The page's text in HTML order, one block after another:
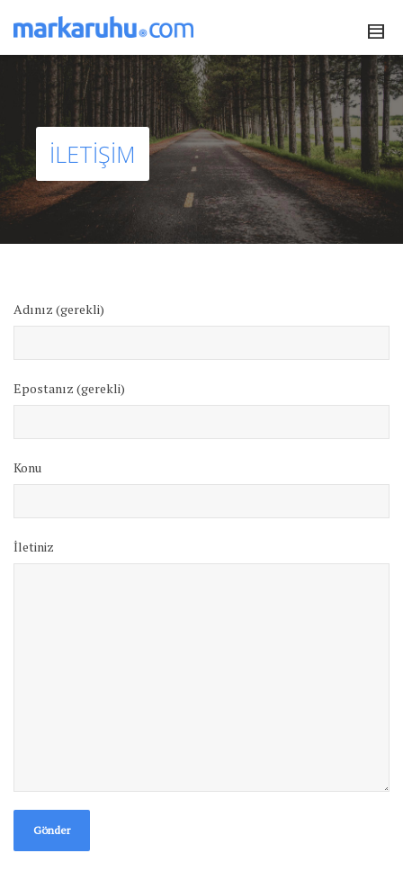
İLETIŞIM
Adınız (gerekli)
Epostanız (gerekli)
Konu
İletiniz